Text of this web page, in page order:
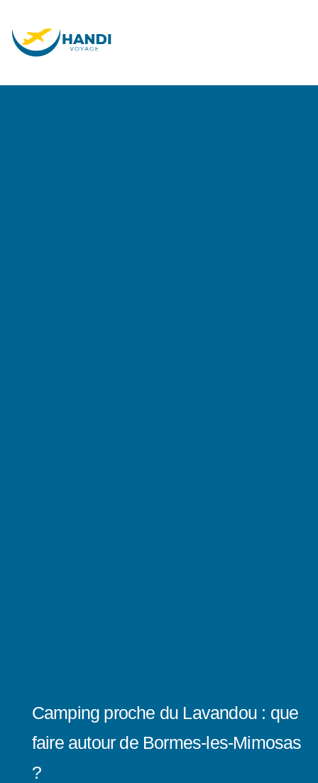
Camping proche du Lavandou : que
faire autour de Bormes-les-Mimosas
?